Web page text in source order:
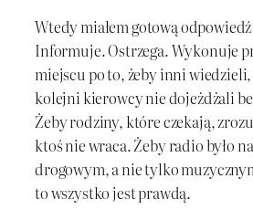
Wtedy miałem gotową
Informuje. Ostrzega. Wykonuje
miejscu po to, żeby inni
kolejni kierowcy nie dojeżdżali
Żeby rodziny, które czekają,
ktoś nie wraca. Żeby radio było
drogowym, a nie tylko
to wszystko jest prawdą.